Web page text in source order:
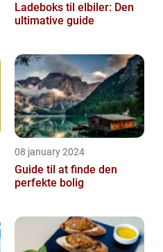
Ladeboks til elbiler: Den
ultimative guide
08 january 2024
Guide til at finde den
perfekte bolig